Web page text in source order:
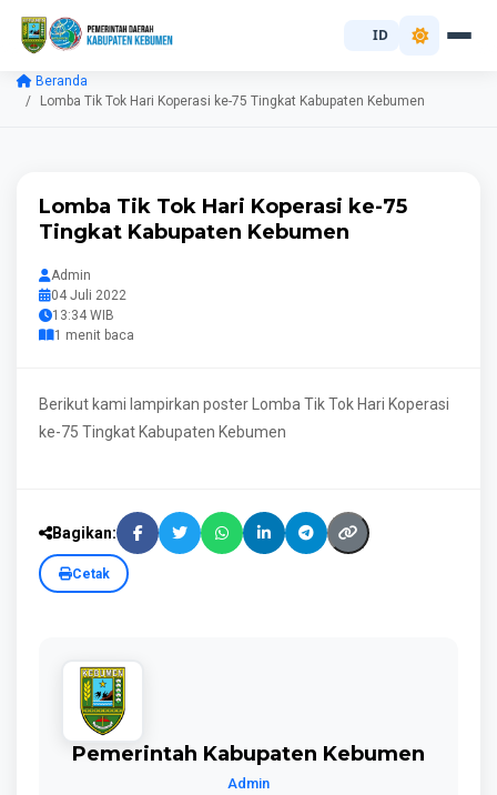
ID
Beranda
Lomba Tik Tok Hari Koperasi ke-75 Tingkat Kabupaten Kebumen
Lomba Tik Tok Hari Koperasi ke-75
Tingkat Kabupaten Kebumen
Admin
04 Juli 2022
13:34 WIB
1 menit baca
Berikut kami lampirkan poster Lomba Tik Tok Hari Koperasi
ke-75 Tingkat Kabupaten Kebumen
Bagikan:
Cetak
Pemerintah Kabupaten Kebumen
Admin